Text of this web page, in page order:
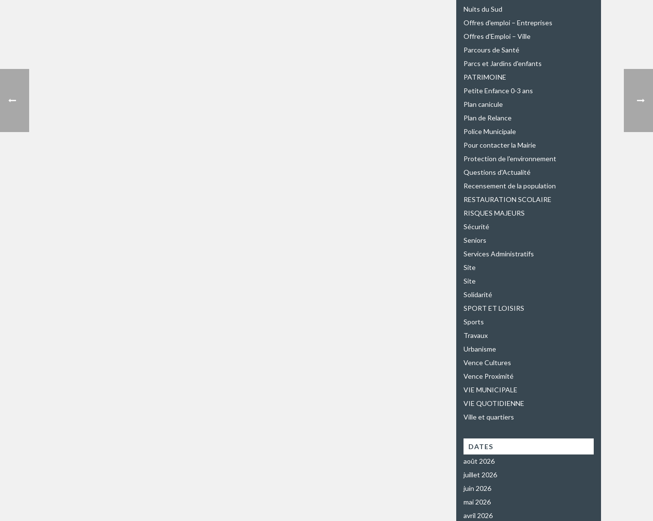
Nuits du Sud
Offres d'emploi – Entreprises
Offres d'Emploi – Ville
Parcours de Santé
Parcs et Jardins d'enfants
PATRIMOINE
Petite Enfance 0-3 ans
Plan canicule
Plan de Relance
Police Municipale
Pour contacter la Mairie
Protection de l'environnement
Questions d'Actualité
Recensement de la population
RESTAURATION SCOLAIRE
RISQUES MAJEURS
Sécurité
Seniors
Services Administratifs
Site
Site
Solidarité
SPORT ET LOISIRS
Sports
Travaux
Urbanisme
Vence Cultures
Vence Proximité
VIE MUNICIPALE
VIE QUOTIDIENNE
Ville et quartiers
DATES
août 2026
juillet 2026
juin 2026
mai 2026
avril 2026